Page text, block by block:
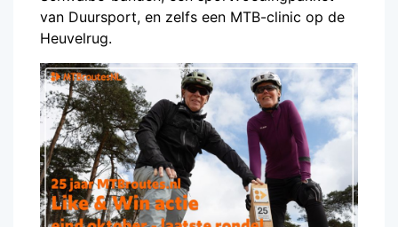
van Duursport, en zelfs een MTB-clinic op de
Heuvelrug.